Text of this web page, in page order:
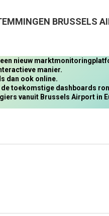
BRUSSELS
nieuw
manier.
dan ook online.
de toekomstige dashboards
vanuit Brussels Airport in